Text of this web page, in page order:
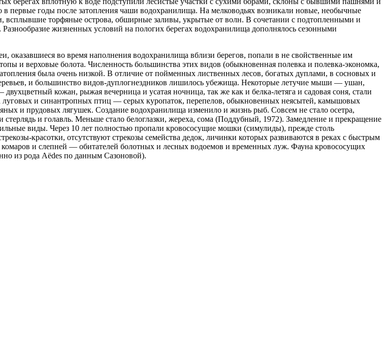
первые годы после затопления чаши водохранилища. На мелководьях возникали новые, необычные
всплывшие торфяные острова, обширные заливы, укрытые от волн. В сочетании с подтопленными и
жизненных условий на пологих берегах водохранилища дополнялось сезонными
во время наполнения водохранилища вблизи берегов, попали в не свойственные им
и верховые болота. Численность большинства этих видов (обыкновенная полевка и полевка-экономка,
была очень низкой. В отличие от пойменных лиственных лесов, богатых дуплами, в сосновых и
и большинство видов-дуплогнездников лишилось убежища. Некоторые летучие мыши — ушан,
кожан, рыжая вечерница и усатая ночница, так же как и белка-летяга и садовая соня, стали
луговых и синантропных птиц — серых куропаток, перепелов, обыкновенных неясытей, камышовых
и прудовых лягушек. Создание водохранилища изменило и жизнь рыб. Совсем не стало осетра,
и голавль. Меньше стало белоглазки, жереха, сома (Поддубный, 1972). Замедление и прекращение
виды. Через 10 лет полностью пропали кровососущие мошки (симулиды), прежде столь
красотки, отсутствуют стрекозы семейства дедок, личинки которых развиваются в реках с быстрым
и слепней — обитателей болотных и лесных водоемов и временных луж. Фауна кровососущих
из рода Аёdes по данным Сазоновой).